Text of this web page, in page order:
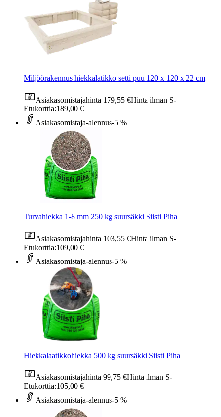
Miljöörakennus hiekkalatikko setti puu 120 x 120 x 22 cm
Asiakasomistajahinta 179,55 €Hinta ilman S-
Etukorttia:189,00 €
Asiakasomistaja-alennus-5 %
Turvahiekka 1-8 mm 250 kg suursäkki Siisti Piha
Asiakasomistajahinta 103,55 €Hinta ilman S-
Etukorttia:109,00 €
Asiakasomistaja-alennus-5 %
Hiekkalaatikkohiekka 500 kg suursäkki Siisti Piha
Asiakasomistajahinta 99,75 €Hinta ilman S-
Etukorttia:105,00 €
Asiakasomistaja-alennus-5 %